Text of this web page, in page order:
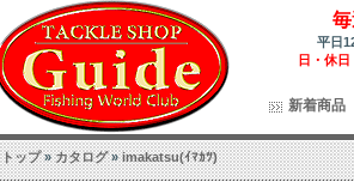
平日
日・休日
新着商品
トップ»カタログ»imakatsu(ｲﾏｶﾂ)